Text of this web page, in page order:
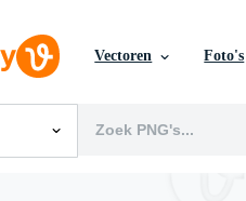
Vectoren Foto's